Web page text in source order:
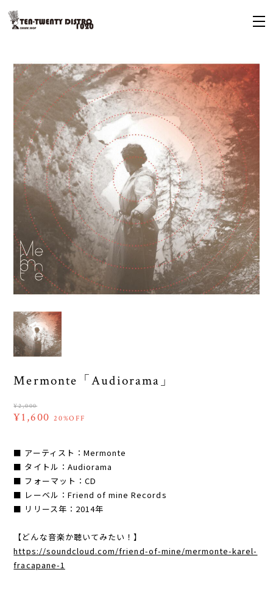
Mermonte「Audiorama」
¥2,000
¥1,600 20%OFF
■ アーティスト：Mermonte
■ タイトル：Audiorama
■ フォーマット：CD
■ レーベル：Friend of mine Records
■ リリース年：2014年
【どんな音楽か聴いてみたい！】
https://soundcloud.com/friend-of-mine/mermonte-karel-
fracapane-1